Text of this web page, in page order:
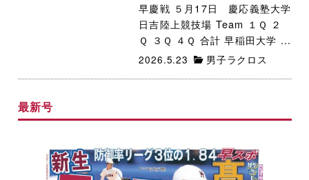
早慶戦 ５月17日 慶応義塾大学
日吉陸上競技場 Team １Ｑ ２
Ｑ ３Ｑ ４Ｑ 合計 早稲田大学 ...
2026.5.23 男子ラクロス
最新号